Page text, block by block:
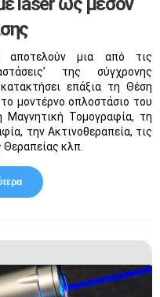
μια από τις
της σύγχρονης
επάξια τη Θέση
μοντέρνο οπλοστάσιο του
Μαγνητική Τομογραφία, τη
την Ακτινοθεραπεία, τις
κλπ.
Για Η Θεραπεία Με Laser Ως
Μέσον Αποκατάστασης